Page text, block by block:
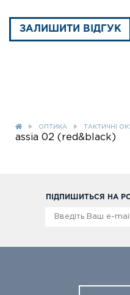
ЗАЛИШИТИ ВІДГУК
ОПТИКА ТАКТИЧНІ
assia 02 (red&black)
ПІДПИШИТЬСЯ НА